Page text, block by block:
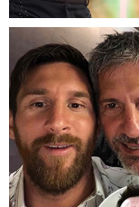
Tragédie